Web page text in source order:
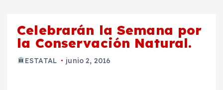
Celebrarán la Semana por
la Conservación Natural.
ESTATAL junio 2, 2016